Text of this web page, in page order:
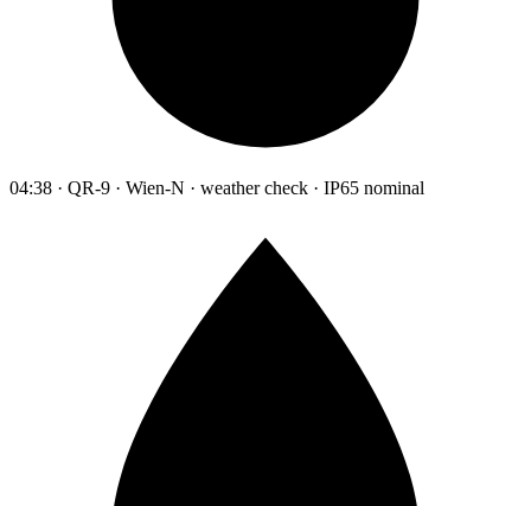
04:38 · QR-9 · Wien-N · weather check · IP65 nominal